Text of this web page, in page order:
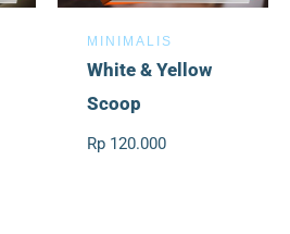
MINIMALIS
White & Yellow
Scoop
Rp 120.000